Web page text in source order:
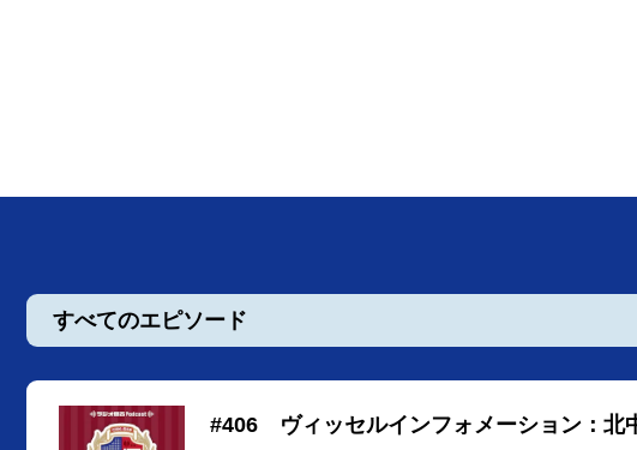
すべてのエピソード
#406 ヴィッセルインフォメーション：北